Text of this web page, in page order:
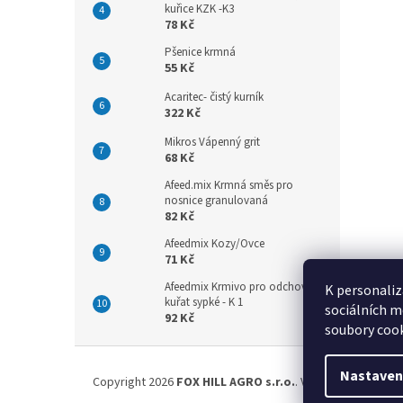
K
sociálních
soubory
kuřice KZK -K3
78 Kč
Pšenice krmná
55 Kč
Acaritec- čistý kurník
322 Kč
Mikros Vápenný grit
68 Kč
Afeed.mix Krmná směs pro
nosnice granulovaná
82 Kč
Afeedmix Kozy/Ovce
71 Kč
Afeedmix Krmivo pro odchov
kuřat sypké - K 1
92 Kč
Copyright 2026 FOX HILL AGRO s.r.o.. Všechna práva